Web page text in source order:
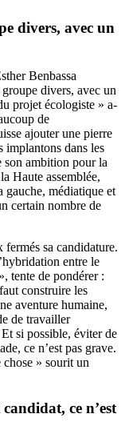
divers, avec un
Benbassa
divers, avec un
projet écologiste » a-
de
ajouter une pierre
implantons dans les
son ambition pour la
Haute assemblée,
gauche, médiatique et
certain nombre de
fermés sa candidature.
entre le
tente de pondérer :
construire les
aventure humaine,
de travailler
si possible, éviter de
ce n’est pas grave.
» sourit un
ce n’est